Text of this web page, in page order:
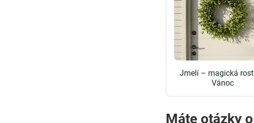
Jmelí – magická
Vánoc
Máte otázky